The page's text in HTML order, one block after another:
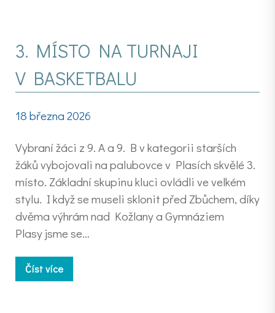
3. MÍSTO NA TURNAJI
V BASKETBALU
18 března 2026
Vybraní žáci z 9. A a 9. B v kategorii starších
žáků vybojovali na palubovce v Plasích skvělé 3.
místo. Základní skupinu kluci ovládli ve velkém
stylu. I když se museli sklonit před Zbůchem, díky
dvěma výhrám nad Kožlany a Gymnáziem
Plasy jsme se…
Číst více